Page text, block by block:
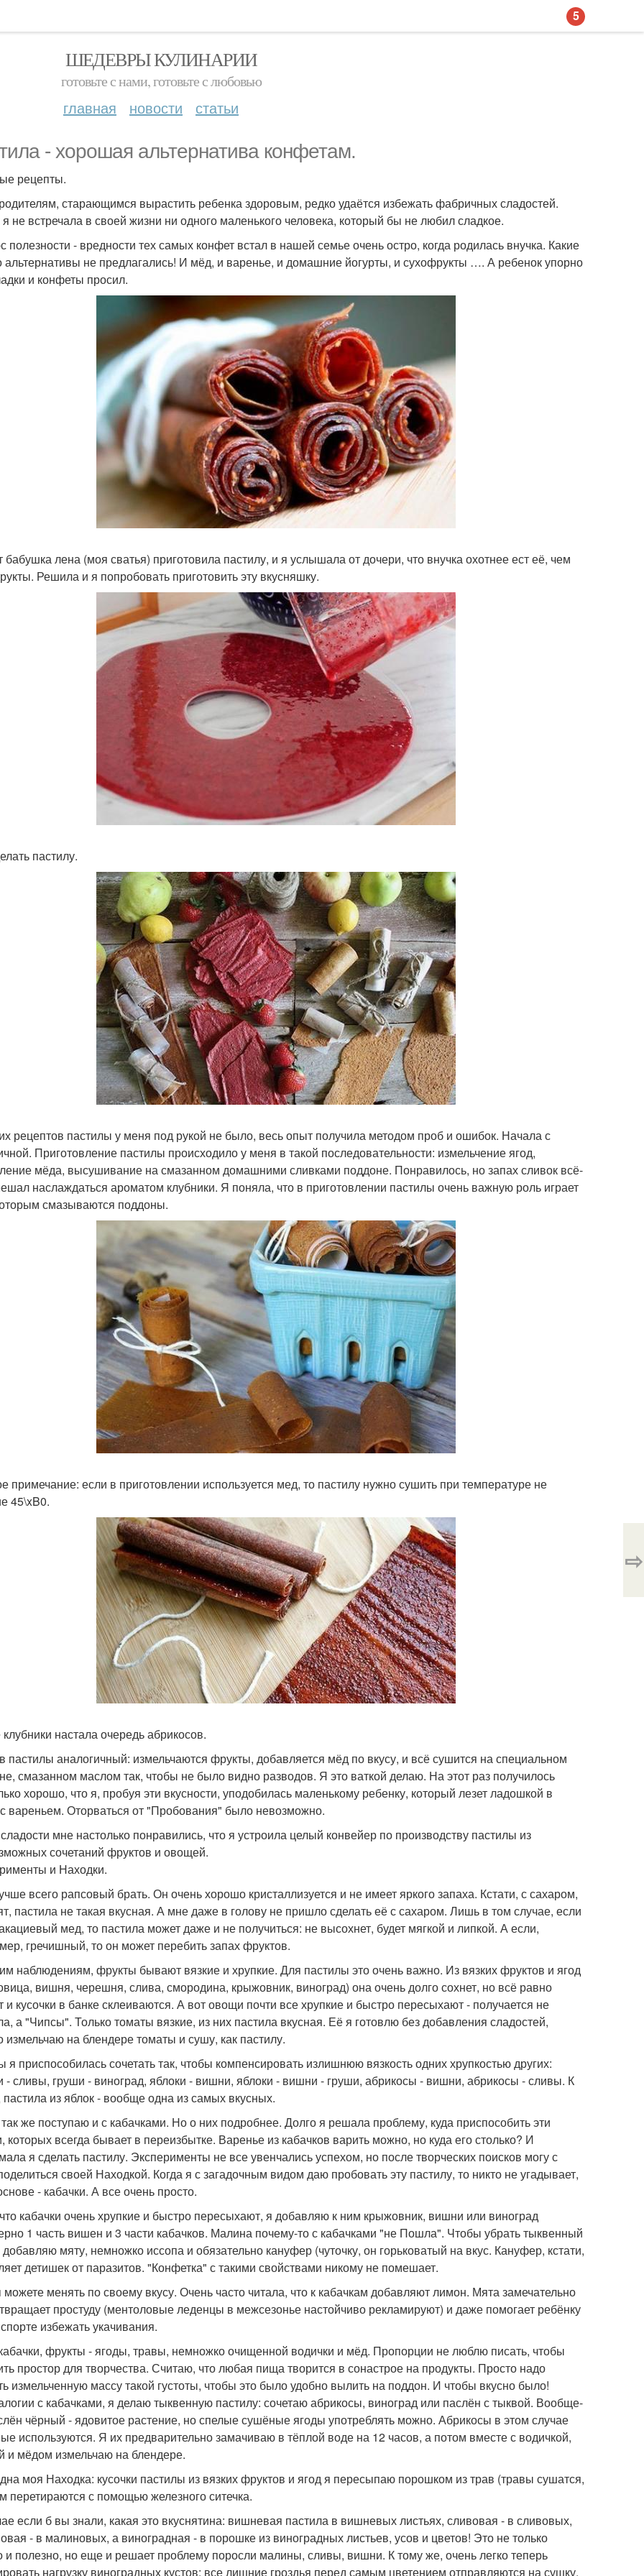
ШЕДЕВРЫ КУЛИНАРИИ
готовьте с нами, готовьте с любовью
главная новости статьи
- хорошая альтернатива конфетам.
рецепты.
старающимся вырастить ребенка здоровым, редко удаётся избежать фабричных сладостей.
не встречала в своей жизни ни одного маленького человека, который бы не любил сладкое.
полезности - вредности тех самых конфет встал в нашей семье очень остро, когда родилась внучка. Какие
альтернативы не предлагались! И мёд, и варенье, и домашние йогурты, и сухофрукты …. А ребенок упорно
и конфеты просил.
бабушка лена (моя сватья) приготовила пастилу, и я услышала от дочери, что внучка охотнее ест её, чем
Решила и я попробовать приготовить эту вкусняшку.
пастилу.
рецептов пастилы у меня под рукой не было, весь опыт получила методом проб и ошибок. Начала с
Приготовление пастилы происходило у меня в такой последовательности: измельчение ягод,
мёда, высушивание на смазанном домашними сливками поддоне. Понравилось, но запах сливок всё-
наслаждаться ароматом клубники. Я поняла, что в приготовлении пастилы очень важную роль играет
смазываются поддоны.
примечание: если в приготовлении используется мед, то пастилу нужно сушить при температуре не
45\xB0.
настала очередь абрикосов.
пастилы аналогичный: измельчаются фрукты, добавляется мёд по вкусу, и всё сушится на специальном
смазанном маслом так, чтобы не было видно разводов. Я это ваткой делаю. На этот раз получилось
хорошо, что я, пробуя эти вкусности, уподобилась маленькому ребенку, который лезет ладошкой в
вареньем. Оторваться от "Пробования" было невозможно.
мне настолько понравились, что я устроила целый конвейер по производству пастилы из
сочетаний фруктов и овощей.
и Находки.
всего рапсовый брать. Он очень хорошо кристаллизуется и не имеет яркого запаха. Кстати, с сахаром,
пастила не такая вкусная. А мне даже в голову не пришло сделать её с сахаром. Лишь в том случае, если
мед, то пастила может даже и не получиться: не высохнет, будет мягкой и липкой. А если,
гречишный, то он может перебить запах фруктов.
наблюдениям, фрукты бывают вязкие и хрупкие. Для пастилы это очень важно. Из вязких фруктов и ягод
вишня, черешня, слива, смородина, крыжовник, виноград) она очень долго сохнет, но всё равно
и кусочки в банке склеиваются. А вот овощи почти все хрупкие и быстро пересыхают - получается не
а "Чипсы". Только томаты вязкие, из них пастила вкусная. Её я готовлю без добавления сладостей,
измельчаю на блендере томаты и сушу, как пастилу.
я приспособилась сочетать так, чтобы компенсировать излишнюю вязкость одних хрупкостью других:
- сливы, груши - виноград, яблоки - вишни, яблоки - вишни - груши, абрикосы - вишни, абрикосы - сливы. К
пастила из яблок - вообще одна из самых вкусных.
же поступаю и с кабачками. Но о них подробнее. Долго я решала проблему, куда приспособить эти
которых всегда бывает в переизбытке. Варенье из кабачков варить можно, но куда его столько? И
я сделать пастилу. Эксперименты не все увенчались успехом, но после творческих поисков могу с
своей Находкой. Когда я с загадочным видом даю пробовать эту пастилу, то никто не угадывает,
- кабачки. А все очень просто.
кабачки очень хрупкие и быстро пересыхают, я добавляю к ним крыжовник, вишни или виноград
1 часть вишен и 3 части кабачков. Малина почему-то с кабачками "не Пошла". Чтобы убрать тыквенный
добавляю мяту, немножко иссопа и обязательно кануфер (чуточку, он горьковатый на вкус. Кануфер, кстати,
детишек от паразитов. "Конфетка" с такими свойствами никому не помешает.
менять по своему вкусу. Очень часто читала, что к кабачкам добавляют лимон. Мята замечательно
простуду (ментоловые леденцы в межсезонье настойчиво рекламируют) и даже помогает ребёнку
избежать укачивания.
фрукты - ягоды, травы, немножко очищенной водички и мёд. Пропорции не люблю писать, чтобы
простор для творчества. Считаю, что любая пища творится в сонастрое на продукты. Просто надо
измельченную массу такой густоты, чтобы это было удобно вылить на поддон. И чтобы вкусно было!
с кабачками, я делаю тыквенную пастилу: сочетаю абрикосы, виноград или паслён с тыквой. Вообще-
чёрный - ядовитое растение, но спелые сушёные ягоды употреблять можно. Абрикосы в этом случае
используются. Я их предварительно замачиваю в тёплой воде на 12 часов, а потом вместе с водичкой,
и мёдом измельчаю на блендере.
моя Находка: кусочки пастилы из вязких фруктов и ягод я пересыпаю порошком из трав (травы сушатся,
перетираются с помощью железного ситечка.
если б вы знали, какая это вкуснятина: вишневая пастила в вишневых листьях, сливовая - в сливовых,
- в малиновых, а виноградная - в порошке из виноградных листьев, усов и цветов! Это не только
и полезно, но еще и решает проблему поросли малины, сливы, вишни. К тому же, очень легко теперь
нагрузку виноградных кустов: все лишние гроздья перед самым цветением отправляются на сушку.
⇨
5